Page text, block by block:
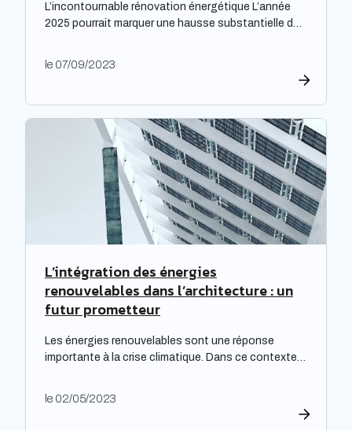
L’incontournable rénovation énergétique L’année
2025 pourrait marquer une hausse substantielle des
deviennent alors essentiels pour les propriétaires
tarifs de l’électricité. Cette initiative est
particulièrement cruciale pour les logements
qualifiés de passoires thermiques, qui connaissent
d’importants […]
le 07/09/2023
L’intégration des énergies
renouvelables dans l’architecture : un
futur prometteur
Les énergies renouvelables sont une réponse
importante à la crise climatique. Dans ce contexte,
construction et de l’aménagement des bâtiments.
le 02/05/2023